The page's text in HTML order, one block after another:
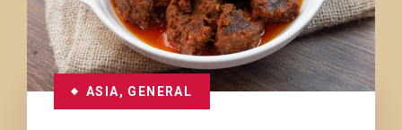
ASIA, GENERAL